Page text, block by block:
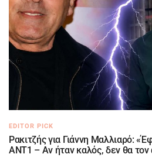
EDITOR PICK
Ρακιτζής για Γιάννη Μαλλιαρό:
ΑΝΤ1 – Αν ήταν καλός, δεν θα τον